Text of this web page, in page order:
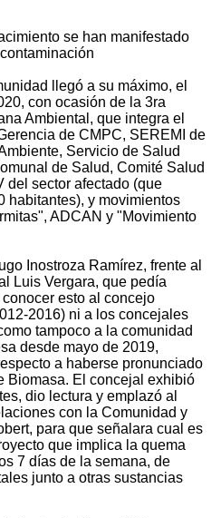
se han manifestado
llegó a su máximo, el
con ocasión de la 3ra
Ambiental, que integra el
de CMPC, SEREMI de
Servicio de Salud
de Salud, Comité Salud
del sector afectado (que
habitantes), y movimientos
ADCAN y "Movimiento
Inostroza Ramírez, frente al
Luis Vergara, que pedía
esto al concejo
2016) ni a los concejales
tampoco a la comunidad
desde mayo de 2019,
a haberse pronunciado
Biomasa. El concejal exhibió
dio lectura y emplazó al
con la Comunidad y
para que señalara cual es
que implica la quema
7 días de la semana, de
junto a otras sustancias